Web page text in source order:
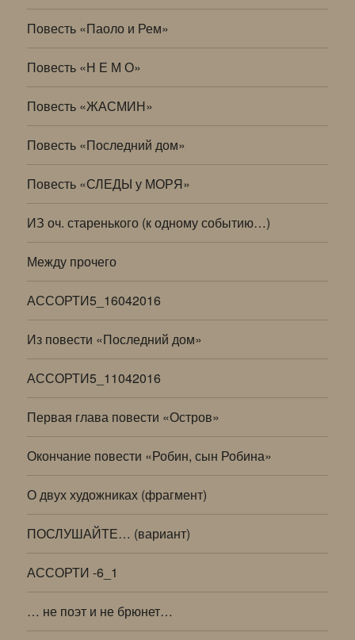
Повесть «Паоло и Рем»
Повесть «Н Е М О»
Повесть «ЖАСМИН»
Повесть «Последний дом»
Повесть «СЛЕДЫ у МОРЯ»
ИЗ оч. старенького (к одному событию…)
Между прочего
АССОРТИ5_16042016
Из повести «Последний дом»
АССОРТИ5_11042016
Первая глава повести «Остров»
Окончание повести «Робин, сын Робина»
О двух художниках (фрагмент)
ПОСЛУШАЙТЕ… (вариант)
АССОРТИ -6_1
… не поэт и не брюнет…